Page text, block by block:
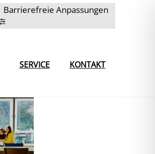
Barrierefreie Anpassungen
SERVICE KONTAKT